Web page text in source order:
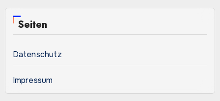
Seiten
Datenschutz
Impressum